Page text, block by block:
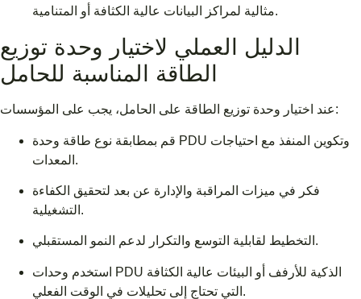
مثالية لمراكز البيانات عالية الكثافة أو المتنامية.
الدليل العملي لاختيار وحدة توزيع
الطاقة المناسبة للحامل
عند اختيار وحدة توزيع الطاقة على الحامل، يجب على المؤسسات:
قم بمطابقة نوع طاقة وحدة PDU وتكوين المنفذ مع احتياجات
المعدات.
فكر في ميزات المراقبة والإدارة عن بعد لتحقيق الكفاءة
التشغيلية.
التخطيط لقابلية التوسع والتكرار لدعم النمو المستقبلي.
استخدم وحدات PDU الذكية للأرفف أو البيئات عالية الكثافة
التي تحتاج إلى تحليلات في الوقت الفعلي.